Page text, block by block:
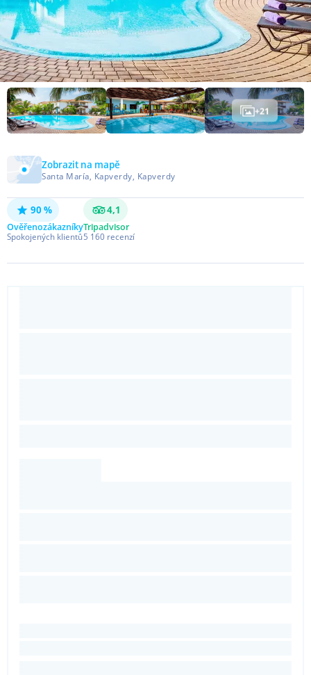
+21
Zobrazit na mapě
Santa María, Kapverdy, Kapverdy
90 %
Ověřenozákazníky
Spokojených klientů
4,1
Tripadvisor
5 160 recenzí